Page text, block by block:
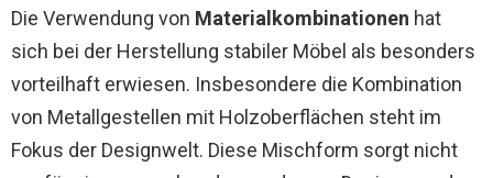
Die Verwendung von Materialkombinationen hat
sich bei der Herstellung stabiler Möbel als besonders
vorteilhaft erwiesen. Insbesondere die Kombination
von Metallgestellen mit Holzoberflächen steht im
Fokus der Designwelt. Diese Mischform sorgt nicht